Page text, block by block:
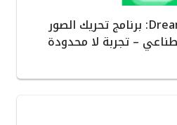
مراجعة تطبيق DreamFace: برنامج تحريك الصور
– تجربة لا محدودة